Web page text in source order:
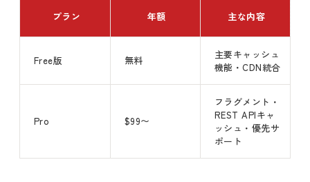
プラン 年額 主な内容
Free版 無料
主要キャッシュ
機能・CDN統合
Pro $99〜
フラグメント・
REST APIキャ
ッシュ・優先サ
ポート